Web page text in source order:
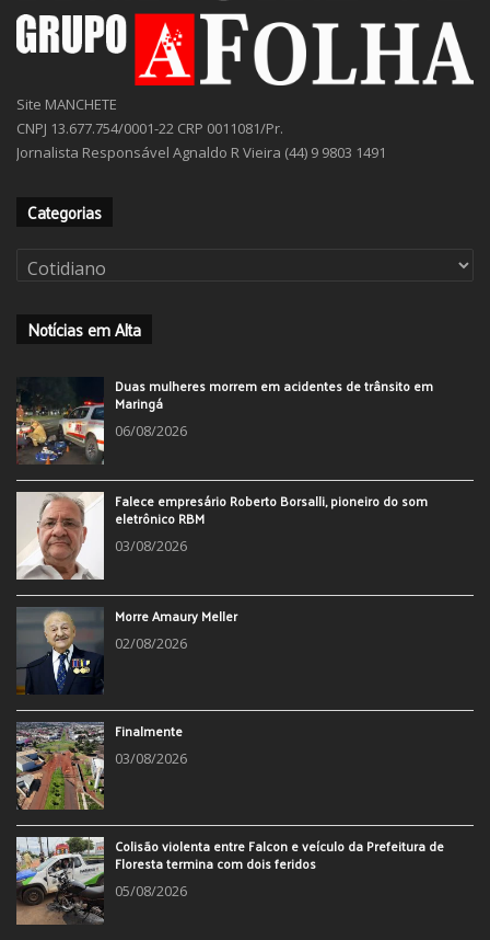
Site MANCHETE
CNPJ 13.677.754/0001-22 CRP 0011081/Pr.
Jornalista Responsável Agnaldo R Vieira (44) 9 9803 1491
Categorias
Categorias
Notícias em Alta
Duas mulheres morrem em acidentes de trânsito em
Maringá
06/08/2026
Falece empresário Roberto Borsalli, pioneiro do som
eletrônico RBM
03/08/2026
Morre Amaury Meller
02/08/2026
Finalmente
03/08/2026
Colisão violenta entre Falcon e veículo da Prefeitura de
Floresta termina com dois feridos
05/08/2026